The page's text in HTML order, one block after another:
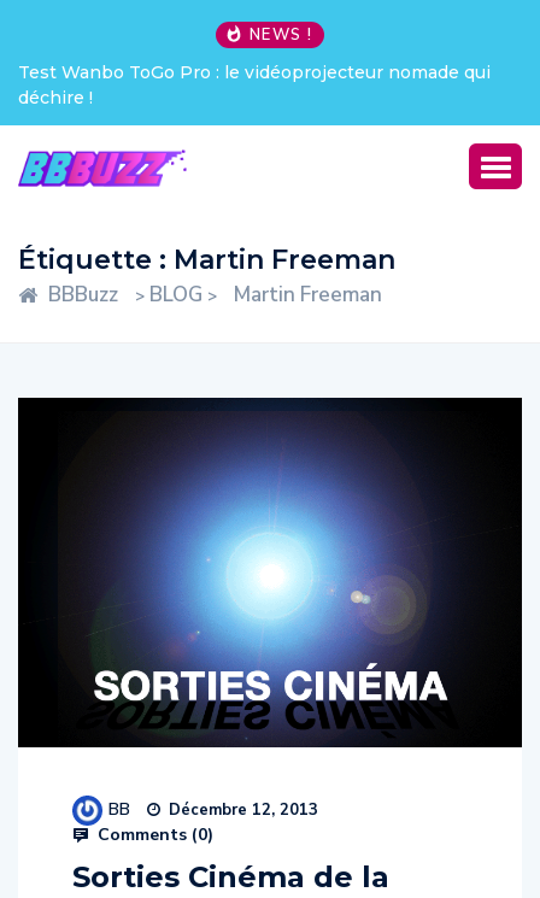
NEWS !
qui
Creative Pebble X : j’ai été choqué !
Étiquette : Martin Freeman
BBBuzz > BLOG > Martin Freeman
BB Décembre 12, 2013
Comments (0)
Sorties Cinéma de la